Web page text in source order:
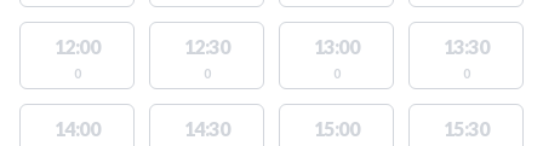
12:00
0
12:30
0
13:00
0
13:30
0
14:00 14:30 15:00 15:30